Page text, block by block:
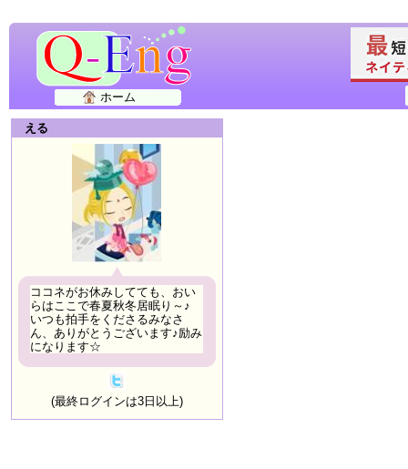
ホーム
える
ココネがお休みしてても、おい
らはここで春夏秋冬居眠り～♪
いつも拍手をくださるみなさ
ん、ありがとうございます♪励み
になります☆
(最終ログインは3日以上)